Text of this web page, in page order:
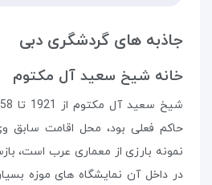
جاذبه های گردشگری دبی
خانه شیخ سعید آل مکتوم
حاکم فعلی بود، محل اقامت سابق
نمونه بارزی از معماری عرب است،
در داخل آن نمایشگاه های موزه